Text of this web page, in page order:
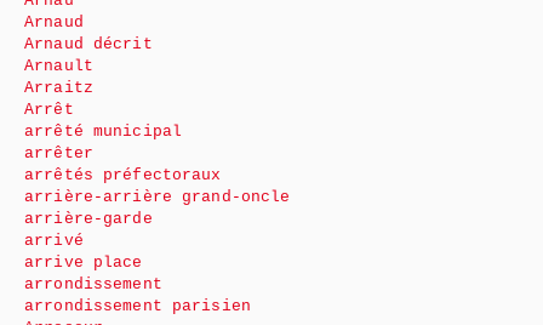
Arnaud
Arnaud décrit
Arnault
Arraitz
Arrêt
arrêté municipal
arrêter
arrêtés préfectoraux
arrière-arrière grand-oncle
arrière-garde
arrivé
arrive place
arrondissement
arrondissement parisien